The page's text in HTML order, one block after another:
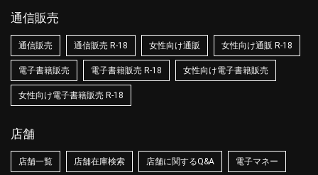
通信販売
通信販売 通信販売 R-18 女性向け通販 女性向け通販 R-18
電子書籍販売 電子書籍販売 R-18 女性向け電子書籍販売
女性向け電子書籍販売 R-18
店舗
店舗一覧 店舗在庫検索 店舗に関するQ&A 電子マネー